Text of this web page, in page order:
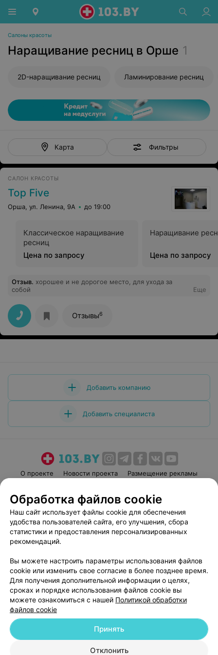
Салоны красоты
Наращивание ресниц в Орше 1
2D-наращивание ресниц Ламинирование ресниц
Карта Фильтры
САЛОН КРАСОТЫ
Top Five
Орша, ул. Ленина, 9А до 19:00
Классическое наращивание
ресниц
Цена по запросу
Наращивание
Цена по запросу
Отзыв. хорошее и не дорогое место, для ухода за
собой
Еще
Отзывы6
Добавить компанию
Добавить специалиста
О проекте Новости проекта
Размещение рекламы
Пользовательское соглашение
Способы оплаты
Вакансии
Партнеры
Написать руководителю 103.by
Обработка персональных данных
© 2026 ООО «Артокс Лаб», УНП 191700409
| 220012, Республика Беларусь,
г. Минск, улица Толбухина, 2, пом. 16 | help@103.by
Обработка файлов cookie
Наш сайт использует файлы cookie для обеспечения
удобства пользователей сайта, его улучшения, сбора
статистики и предоставления персонализированных
рекомендаций.
Вы можете настроить параметры использования файлов
cookie или изменить свое согласие в более позднее время.
Для получения дополнительной информации о целях,
сроках и порядке использования файлов cookie вы
можете ознакомиться с нашей Политикой обработки
файлов cookie
Отклонить
Принять